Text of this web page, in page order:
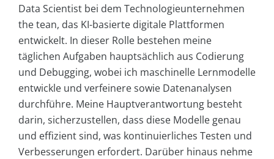
Data Scientist bei dem Technologieunternehmen
the tean, das KI-basierte digitale Plattformen
entwickelt. In dieser Rolle bestehen meine
täglichen Aufgaben hauptsächlich aus Codierung
und Debugging, wobei ich maschinelle Lernmodelle
entwickle und verfeinere sowie Datenanalysen
durchführe. Meine Hauptverantwortung besteht
darin, sicherzustellen, dass diese Modelle genau
und effizient sind, was kontinuierliches Testen und
Verbesserungen erfordert. Darüber hinaus nehme